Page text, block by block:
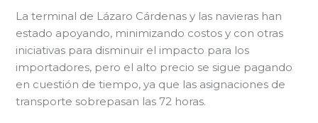
La terminal de Lázaro Cárdenas y las navieras han
estado apoyando, minimizando costos y con otras
iniciativas para disminuir el impacto para los
importadores, pero el alto precio se sigue pagando
en cuestión de tiempo, ya que las asignaciones de
transporte sobrepasan las 72 horas.